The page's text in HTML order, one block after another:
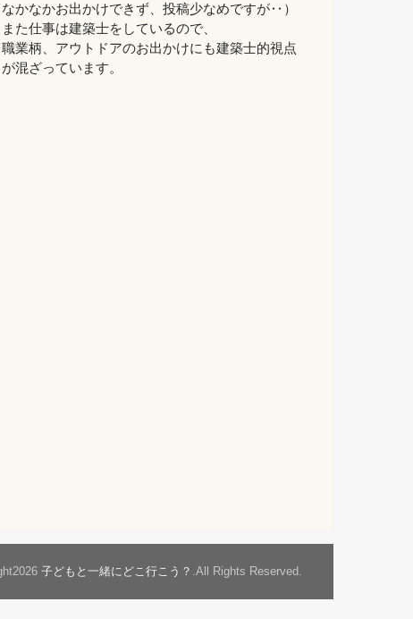
なかなかお出かけできず、投稿少なめですが‥）
また仕事は建築士をしているので、
職業柄、アウトドアのお出かけにも建築士的視点
が混ざっています。
子どもと一緒にどこ行こう？ .All Rights Reserved.